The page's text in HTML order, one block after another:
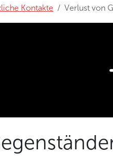
Kontakte Verlust von